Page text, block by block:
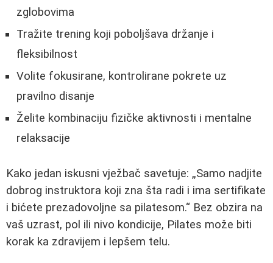
zglobovima
Tražite trening koji poboljšava držanje i
fleksibilnost
Volite fokusirane, kontrolirane pokrete uz
pravilno disanje
Želite kombinaciju fizičke aktivnosti i mentalne
relaksacije
Kako jedan iskusni vježbač savetuje:
Samo nadjite
dobrog instruktora koji zna šta radi i ima sertifikate
i bićete prezadovoljne sa pilatesom.
Bez obzira na
vaš uzrast, pol ili nivo kondicije, Pilates može biti
korak ka zdravijem i lepšem telu.